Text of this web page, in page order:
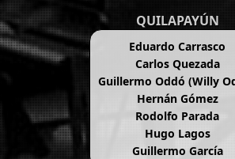
QUILAPAYÚN
Eduardo Carrasco
Carlos Quezada
Guillermo Oddó (Willy
Hernán Gómez
Rodolfo Parada
Hugo Lagos
Guillermo García